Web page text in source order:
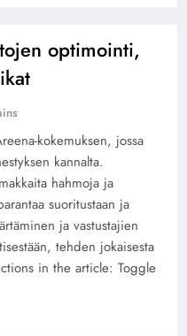
optimointi,
kokemuksen, jossa
kannalta.
hahmoja ja
suoritustaan ja
ja vastustajien
tehden jokaisesta
in the article: Toggle